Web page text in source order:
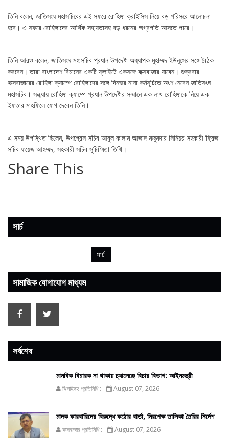
তিনি বলেন, জাতিসংঘ মহাসচিবের এই সফরে রোহিঙ্গা ক্রাইসিস নিয়ে বড় পরিসরে আলোচনা
হবে। এ সফরে রোহিঙ্গাদের আর্থিক সহায়তাসহ বড় ধরনের অগ্রগতি আসতে পারে।
তিনি আরও বলেন, জাতিসংঘ মহাসচিব প্রধান উপদেষ্টা অধ্যাপক মুহাম্মদ ইউনূসের সঙ্গে বৈঠক
করবেন। তারা বাংলাদেশ বিমানের একটি ফ্লাইটে একসঙ্গে কক্সবাজার যাবেন। শুক্রবার
কক্সবাজারের রোহিঙ্গা ক্যাম্পে রোহিঙ্গাদের সঙ্গে দিনভর নানা কর্মসূচিতে অংশ নেবেন জাতিসংঘ
মহাসচিব। সন্ধ্যায় রোহিঙ্গা ক্যাম্পে প্রধান উপদেষ্টার সম্মানে এক লাখ রোহিঙ্গাকে নিয়ে এক
ইফতার মাহফিলে যোগ দেবেন তিনি।
এ সময় উপস্থিত ছিলেন, উপপ্রেস সচিব আবুল কালাম আজাদ মজুমদার সিনিয়র সহকারী ফ্রিজ
সচিব ফয়েজ আহম্মদ, সহকারী সচিব সুচিস্মিতা তিথি।
Share This
সার্চ
সামাজিক যোগাযোগ মাধ্যম
সর্বশেষ
মানবিক বিচারক না থাকায় চ্যালেঞ্জে বিচার বিভাগ: আইনমন্ত্রী
ঝিনাইদহ প্রতিনিধি : August 07, 2026
মাদক কারবারিদের বিরুদ্ধে কঠোর বার্তা, নিরপেক্ষ তালিকা তৈরির নির্দেশ
কক্সবাজার প্রতিনিধি : August 07, 2026